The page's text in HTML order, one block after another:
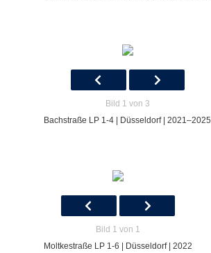
Bild 1 von 3
Bachstraße LP 1-4 | Düsseldorf | 2021–2025
Bild 1 von 1
Moltkestraße LP 1-6 | Düsseldorf | 2022